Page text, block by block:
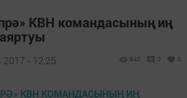
КВН командасының иң
2017 - 12:25 840 0 0